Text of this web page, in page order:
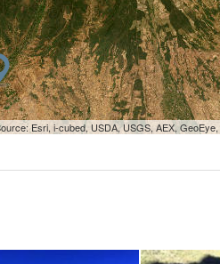
Esri, i-cubed, USDA, USGS, AEX,